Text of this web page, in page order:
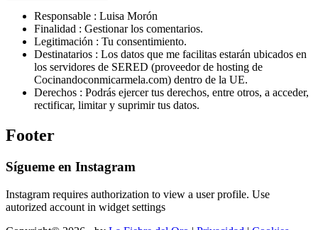
Responsable : Luisa Morón
Finalidad : Gestionar los comentarios.
Legitimación : Tu consentimiento.
Destinatarios : Los datos que me facilitas estarán ubicados en
los servidores de SERED (proveedor de hosting de
Cocinandoconmicarmela.com) dentro de la UE.
Derechos : Podrás ejercer tus derechos, entre otros, a acceder,
rectificar, limitar y suprimir tus datos.
Footer
Sígueme en Instagram
Instagram requires authorization to view a user profile. Use
autorized account in widget settings